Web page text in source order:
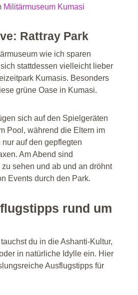
Militärmuseum Kumasi
Rattray Park
wie ich sparen
stattdessen vielleicht lieber
Kumasis. Besonders
grüne Oase in Kumasi.
sich auf den Spielgeräten
Pool, während die Eltern im
auf den gepflegten
Am Abend sind
sehen und ab und an dröhnt
Events durch den Park.
rund um
du in die Ashanti-Kultur,
in natürliche Idylle ein. Hier
Ausflugstipps für